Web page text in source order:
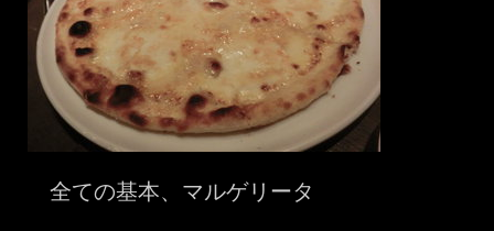
全ての基本、マルゲリータ